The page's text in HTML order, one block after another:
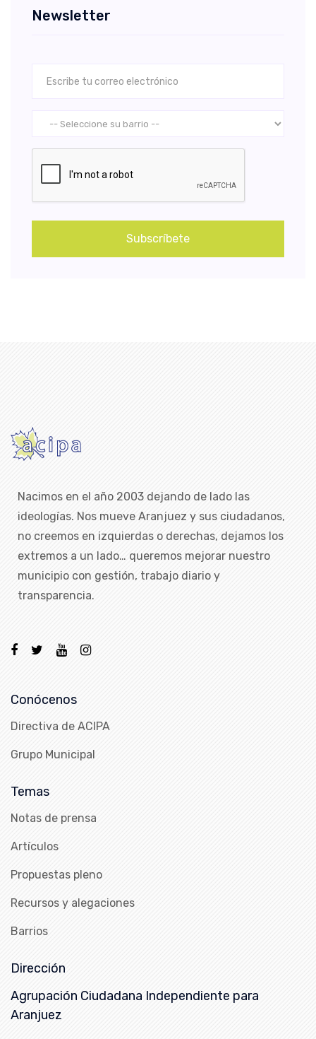
Newsletter
Subscríbete
Nacimos en el año 2003 dejando de lado las
ideologías. Nos mueve Aranjuez y sus ciudadanos,
no creemos en izquierdas o derechas, dejamos los
extremos a un lado… queremos mejorar nuestro
municipio con gestión, trabajo diario y
transparencia.
Conócenos
Directiva de ACIPA
Grupo Municipal
Temas
Notas de prensa
Artículos
Propuestas pleno
Recursos y alegaciones
Barrios
Dirección
Agrupación Ciudadana Independiente para
Aranjuez